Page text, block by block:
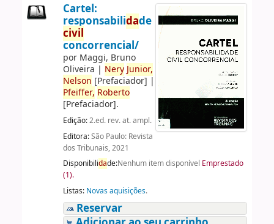
Cartel:
responsabilidade
civil
concorrencial/
por Maggi, Bruno
Oliveira | Nery Junior,
Nelson [Prefaciador] |
Pfeiffer, Roberto
[Prefaciador].
Edição:2.ed. rev. at. ampl.
Editora:São Paulo: Revista
dos Tribunais, 2021
Disponibilidade:Nenhum item disponível Emprestado
(1).
Listas: Novas aquisições.
Reservar